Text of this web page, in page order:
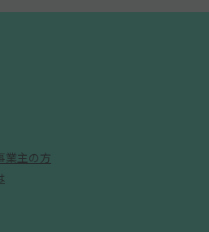
業主の方